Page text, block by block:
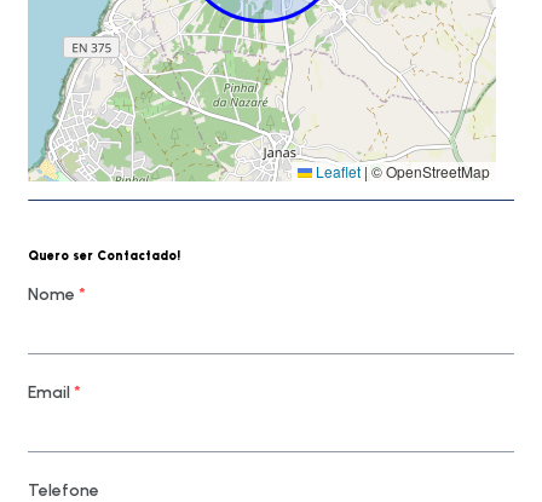
Leaflet | © OpenStreetMap
Quero ser Contactado!
Nome *
Email*
Telefone